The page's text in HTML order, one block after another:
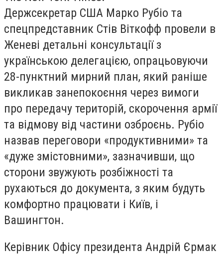
Держсекретар США Марко Рубіо та
спецпредставник Стів Віткофф провели в
Женеві детальні консультації з
українською делегацією, опрацьовуючи
28-пунктний мирний план, який раніше
викликав занепокоєння через вимоги
про передачу територій, скорочення армії
та відмову від частини озброєнь. Рубіо
назвав переговори «продуктивними» та
«дуже змістовними», зазначивши, що
сторони звужують розбіжності та
рухаються до документа, з яким будуть
комфортно працювати і Київ, і
Вашингтон.
Керівник Офісу президента Андрій Єрмак